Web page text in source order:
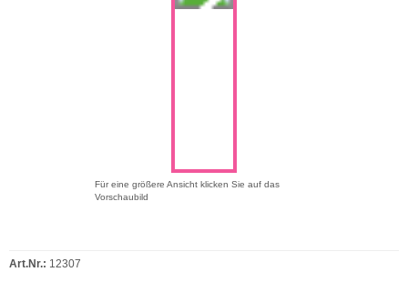
Für eine größere Ansicht klicken Sie auf das
Vorschaubild
Art.Nr.: 12307